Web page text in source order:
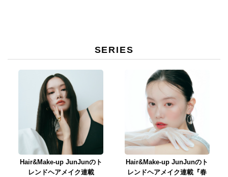
SERIES
Hair&Make-up JunJunのト
レンドヘアメイク連載
Hair&Make-up JunJunのト
レンドヘアメイク連載『春